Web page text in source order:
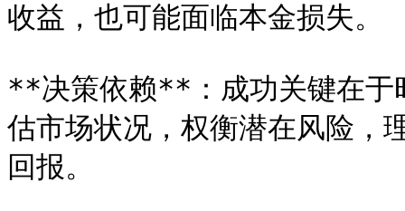
收益，也可能面临本金损失。
**决策依赖**：成功关键在于
估市场状况，权衡潜在风险，
回报。